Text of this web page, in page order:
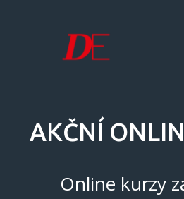
AKČNÍ
Online kurzy